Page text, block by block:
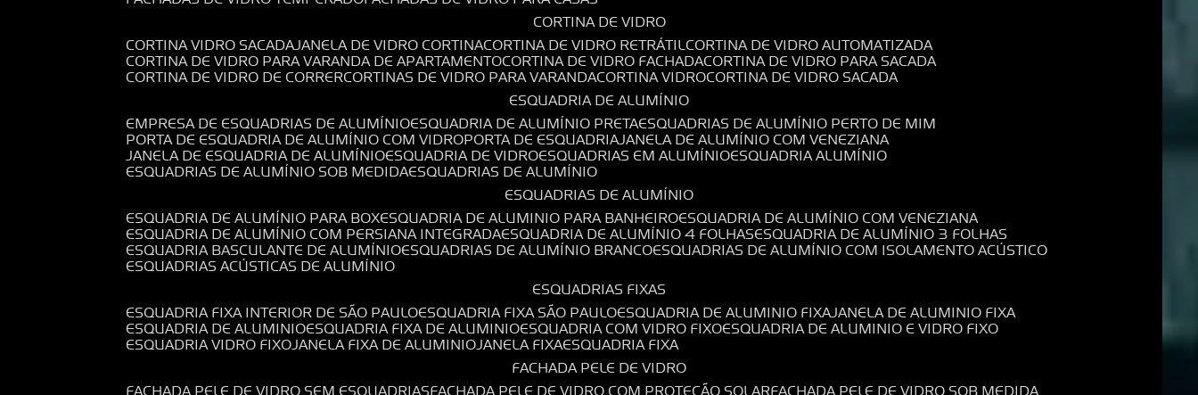
CORTINA DE VIDRO
CORTINA VIDRO SACADA JANELA DE VIDRO CORTINA CORTINA DE VIDRO RETRÁTIL CORTINA DE VIDRO AUTOMATIZADA
CORTINA DE VIDRO PARA VARANDA DE APARTAMENTO CORTINA DE VIDRO FACHADA CORTINA DE VIDRO PARA SACADA
CORTINA DE VIDRO DE CORRER CORTINAS DE VIDRO PARA VARANDA CORTINA VIDRO CORTINA DE VIDRO SACADA
ESQUADRIA DE ALUMÍNIO
EMPRESA DE ESQUADRIAS DE ALUMÍNIO ESQUADRIA DE ALUMÍNIO PRETA ESQUADRIAS DE ALUMÍNIO PERTO DE MIM
PORTA DE ESQUADRIA DE ALUMÍNIO COM VIDRO PORTA DE ESQUADRIA JANELA DE ALUMÍNIO COM VENEZIANA
JANELA DE ESQUADRIA DE ALUMÍNIO ESQUADRIA DE VIDRO ESQUADRIAS EM ALUMÍNIO ESQUADRIA ALUMÍNIO
ESQUADRIAS DE ALUMÍNIO SOB MEDIDA ESQUADRIAS DE ALUMÍNIO
ESQUADRIAS DE ALUMÍNIO
ESQUADRIA DE ALUMÍNIO PARA BOX ESQUADRIA DE ALUMINIO PARA BANHEIRO ESQUADRIA DE ALUMÍNIO COM VENEZIANA
ESQUADRIA DE ALUMÍNIO COM PERSIANA INTEGRADA ESQUADRIA DE ALUMÍNIO 4 FOLHAS ESQUADRIA DE ALUMÍNIO 3 FOLHAS
ESQUADRIA BASCULANTE DE ALUMÍNIO ESQUADRIAS DE ALUMÍNIO BRANCO ESQUADRIAS DE ALUMÍNIO COM ISOLAMENTO ACÚSTICO
ESQUADRIAS ACÚSTICAS DE ALUMÍNIO
ESQUADRIAS FIXAS
ESQUADRIA FIXA INTERIOR DE SÃO PAULO ESQUADRIA FIXA SÃO PAULO ESQUADRIA DE ALUMINIO FIXA JANELA DE ALUMINIO FIXA
ESQUADRIA DE ALUMINIO ESQUADRIA FIXA DE ALUMINIO ESQUADRIA COM VIDRO FIXO ESQUADRIA DE ALUMINIO E VIDRO FIXO
ESQUADRIA VIDRO FIXO JANELA FIXA DE ALUMINIO JANELA FIXA ESQUADRIA FIXA
FACHADA PELE DE VIDRO